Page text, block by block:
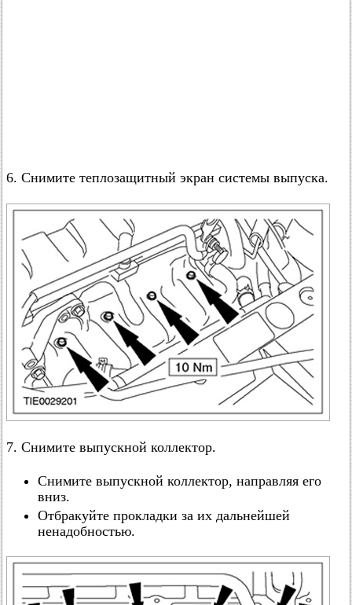
6. Снимите теплозащитный экран системы выпуска.
7. Снимите выпускной коллектор.
Снимите выпускной коллектор, направляя его
вниз.
Отбракуйте прокладки за их дальнейшей
ненадобностью.